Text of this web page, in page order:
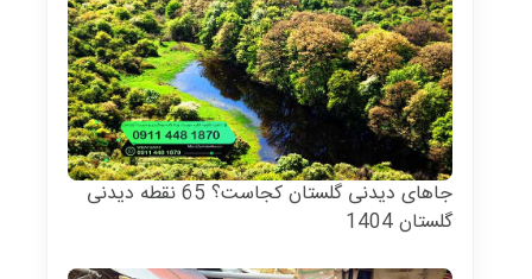
جاهای دیدنی گلستان کجاست؟ 65 نقطه دیدنی
گلستان 1404